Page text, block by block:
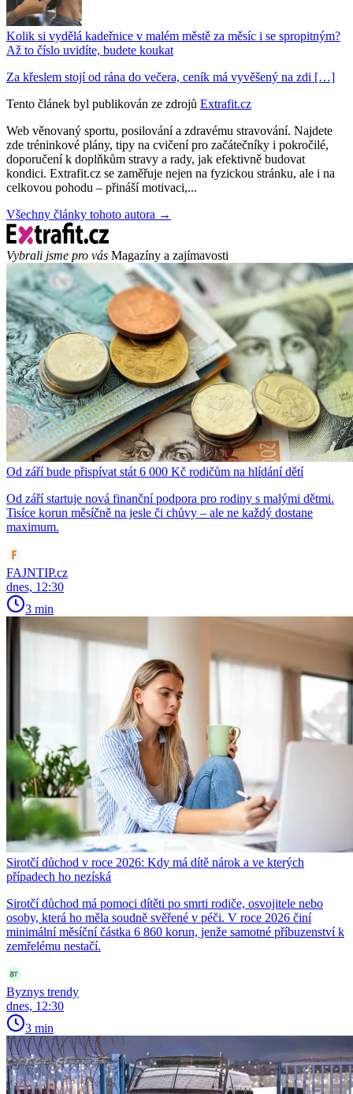
Kolik si vydělá kadeřnice v malém městě za měsíc i se spropitným?
Až to číslo uvidíte, budete koukat
Za křeslem stojí od rána do večera, ceník má vyvěšený na zdi […]
Tento článek byl publikován ze zdrojů Extrafit.cz
Web věnovaný sportu, posilování a zdravému stravování. Najdete
zde tréninkové plány, tipy na cvičení pro začátečníky i pokročilé,
doporučení k doplňkům stravy a rady, jak efektivně budovat
kondici. Extrafit.cz se zaměřuje nejen na fyzickou stránku, ale i na
celkovou pohodu – přináší motivaci,...
Všechny články tohoto autora →
Vybrali jsme pro vás Magazíny a zajímavosti
Od září bude přispívat stát 6 000 Kč rodičům na hlídání dětí
Od září startuje nová finanční podpora pro rodiny s malými dětmi.
Tisíce korun měsíčně na jesle či chůvy – ale ne každý dostane
maximum.
FAJNTIP.cz
dnes, 12:30
3 min
Sirotčí důchod v roce 2026: Kdy má dítě nárok a ve kterých
případech ho nezíská
Sirotčí důchod má pomoci dítěti po smrti rodiče, osvojitele nebo
osoby, která ho měla soudně svěřené v péči. V roce 2026 činí
minimální měsíční částka 6 860 korun, jenže samotné příbuzenství k
zemřelému nestačí.
Byznys trendy
dnes, 12:30
3 min